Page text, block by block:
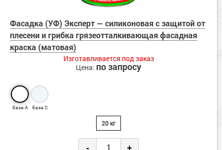
Фасадка (УФ) Эксперт — силиконовая с защитой от
плесени и грибка грязеотталкивающая фасадная
краска (матовая)
Изготавливается под заказ
Цена: по запросу
база А база С
20 кг
- +